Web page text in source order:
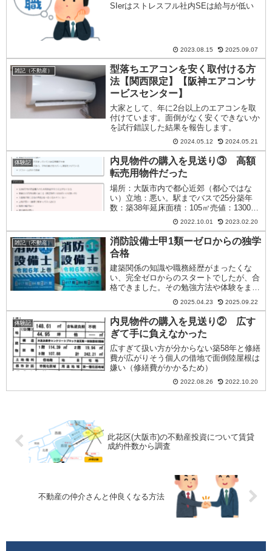
SIerはストレスフル社内SEは給与が低い
2023.08.15 2025.09.07
雑記（不動産）
型落ちエアコンを安く取付ける方
法【関西限定】【阪神エアコンサ
ービスセンター】
大家として、年に2台以上のエアコンを取
付けています。面倒がなく安くできないか
を試行錯誤した結果を報告します。
2024.05.12 2024.05.21
体験記
内見物件の購入を見送り③ 高額
転売用物件だった
場所：大阪市内で都心近郊（都心ではな
い）立地：悪い。駅までバスで25分築年
数：築38年延床面積：105㎡売値：1300万
円 ➡ 指値：1200万円備考１：立派な車庫
がある備考２：リフォーム済家賃：13.5万
円（来月から入居者決定のオーナーチェン
ジ物件）表面利回り：13.50%（指値1200
万円想定）実質利回り：12.46%（指値
1200万円想定）
2022.10.01 2023.02.20
雑記（不動産）
消防設備士甲1類ーゼロからの独学
合格
建築関係の知識や職務経歴がまったくな
い、完全ゼロからのスタートでしたが、合
格できました。その勉強方法や体験をまと
2025.04.23 2025.09.22
体験記
内見物件の購入を見送り② 広す
ぎて手に負えなかった
広すぎて扱い方が分からない築58年と修繕
費が広がりそう個人の借地で面倒陸屋根は
嫌い（修繕費がかかるため）
2022.08.26 2022.10.20
此花区(大阪市)の不動産投資について賃貸
成約件数から調査
不動産の仲介さんと仲良くなる方法